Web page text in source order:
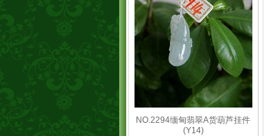
NO.2294缅甸翡翠A货葫芦挂件
(Y14)